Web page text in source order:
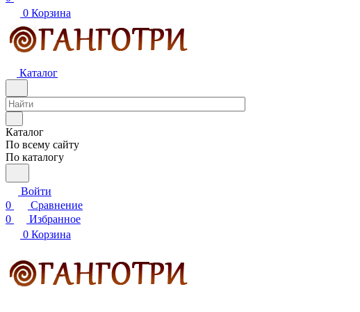
0 Корзина
Каталог
Каталог
По всему сайту
По каталогу
Войти
0
Сравнение
0
Избранное
0 Корзина